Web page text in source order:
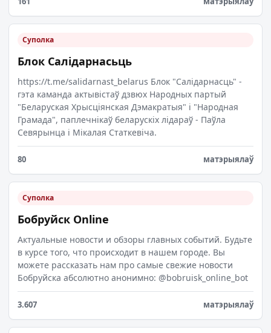
Суполка
Блок Салідарнасьць
https://t.me/salidarnast_belarus Блок "Салідарнасць" -
гэта каманда актывістаў дзвюх Народных партый
"Беларуская Хрысціянская Дэмакратыя" і "Народная
Грамада", паплечнікаў беларускіх лідараў - Паўла
Севярынца і Мікалая Статкевіча.
80 матэрыялаў
Суполка
Бобруйск Online
Актуальные новости и обзоры главных событий. Будьте
в курсе того, что происходит в нашем городе. Вы
можете рассказать нам про самые свежие новости
Бобруйска абсолютно анонимно: @bobruisk_online_bot
3.607 матэрыялаў